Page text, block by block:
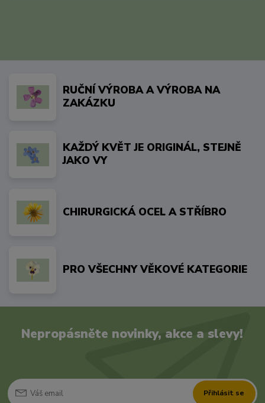
RUČNÍ VÝROBA A VÝROBA NA
ZAKÁZKU
KAŽDÝ KVĚT JE ORIGINÁL, STEJNĚ
JAKO VY
CHIRURGICKÁ OCEL A STŘÍBRO
PRO VŠECHNY VĚKOVÉ KATEGORIE
Nepropásněte novinky, akce a slevy!
Přihlásit se